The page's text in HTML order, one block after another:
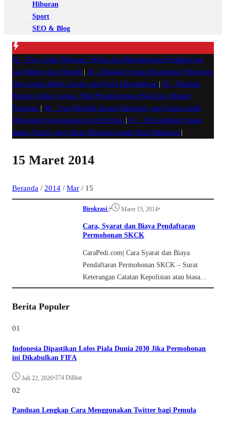
Hiburan
Sport
SEO & Blog
#1 - Tips Cerdas Mengatur Waktu dan Meningkatkan Produktivitas
saat Bekerja dari Rumah
#2 - Masalah Utama Infrastruktur Pengisian
Daya untuk Mobil Listrik yang Perlu Diperhatikan
#3 - Panduan
Belanja Online Cerdas: Pilih Produk dengan Bijak dan Hindari
Penipuan
#4 - Tips Memilih Sepatu Marathon yang Sesuai untuk
Menunjang Kenyamanan dan Performa
#5 - 10 Kesalahan Umum
dalam Fitness yang Harus Dihindari untuk Hasil Maksimal
15 Maret 2014
Beranda / 2014 / Mar / 15
Birokrasi • Maret 15, 2014•
Cara, Syarat dan Biaya Pendaftaran
Permohonan SKCK
CaraPedi.com| Cara Syarat dan Biaya
Pendaftaran Permohonan SKCK – Surat
Keterangan Catatan Kepolisian atau biasa...
Berita Populer
01
Indonesia Dipastikan Lolos Piala Dunia 2030 Jika Permohonan
ini Dikabulkan FIFA
Juli 22, 2026•274 Dilihat
02
Panduan Lengkap Cara Menggunakan Twitter bagi Pemula